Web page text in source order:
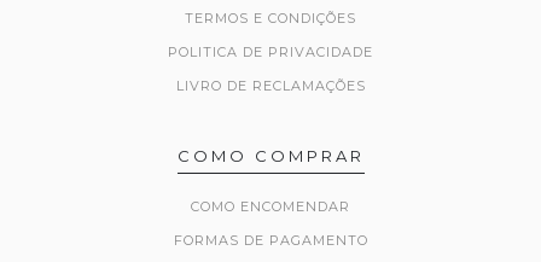
TERMOS E CONDIÇÕES
POLITICA DE PRIVACIDADE
LIVRO DE RECLAMAÇÕES
COMO COMPRAR
COMO ENCOMENDAR
FORMAS DE PAGAMENTO